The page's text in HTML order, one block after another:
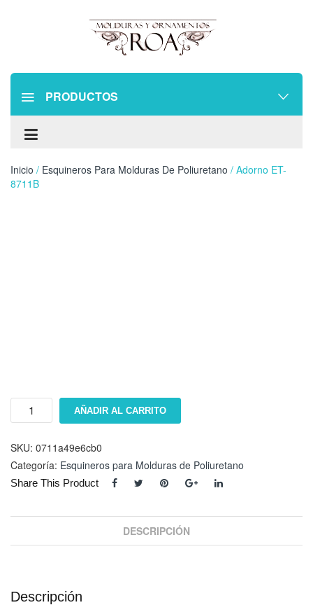
PRODUCTOS
Inicio / Esquineros Para Molduras De Poliuretano / Adorno ET-
8711B
Adorno
cantidad
AÑADIR AL CARRITO
SKU: 0711a49e6cb0
Categoría: Esquineros para Molduras de Poliuretano
Share This Product
DESCRIPCIÓN
Descripción